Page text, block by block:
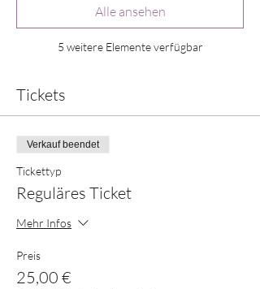
5 weitere Elemente verfügbar
Alle ansehen
Tickets
Verkauf beendet
Tickettyp
Reguläres Ticket
Mehr Infos
Preis
25,00 €